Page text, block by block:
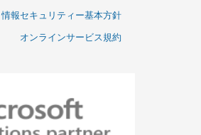
情報セキュリティー基本方針
オンラインサービス規約